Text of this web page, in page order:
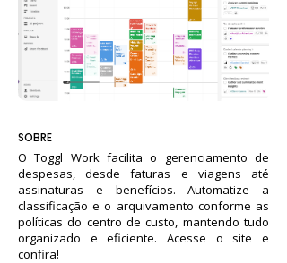
SOBRE
O Toggl Work facilita o gerenciamento de
despesas, desde faturas e viagens até
assinaturas e benefícios. Automatize a
classificação e o arquivamento conforme as
políticas do centro de custo, mantendo tudo
organizado e eficiente. Acesse o site e
confira!